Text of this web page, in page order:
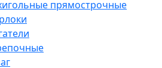
прямострочные